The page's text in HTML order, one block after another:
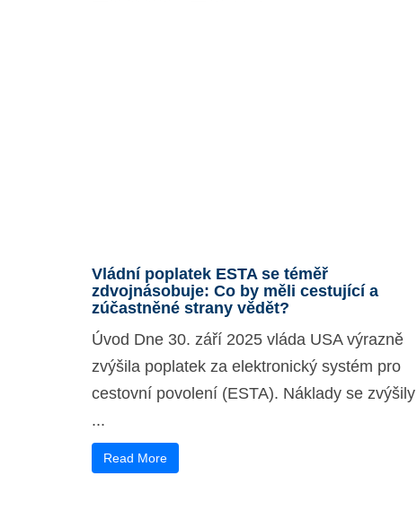
Vládní poplatek ESTA se téměř
zdvojnásobuje: Co by měli cestující a
zúčastněné strany vědět?
Úvod Dne 30. září 2025 vláda USA výrazně
zvýšila poplatek za elektronický systém pro
cestovní povolení (ESTA). Náklady se zvýšily
...
Read More